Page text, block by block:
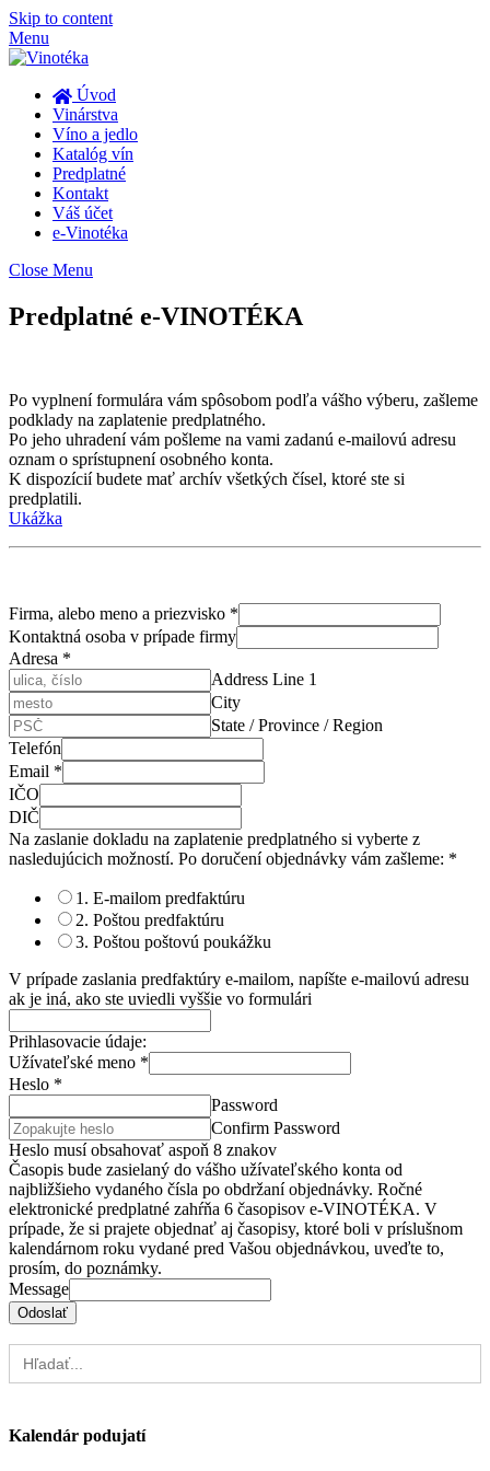
Skip to content
Menu
Úvod
Vinárstva
Víno a jedlo
Katalóg vín
Predplatné
Kontakt
Váš účet
e-Vinotéka
Close Menu
Predplatné e-VINOTÉKA
Po vyplnení formulára vám spôsobom podľa vášho výberu, zašleme
podklady na zaplatenie predplatného.
Po jeho uhradení vám pošleme na vami zadanú e-mailovú adresu
oznam o sprístupnení osobného konta.
K dispozícií budete mať archív všetkých čísel, ktoré ste si
predplatili.
Ukážka
Firma, alebo meno a priezvisko *
Kontaktná osoba v prípade firmy
Adresa *
Address Line 1
City
State / Province / Region
Telefón
Email *
IČO
DIČ
Na zaslanie dokladu na zaplatenie predplatného si vyberte z
nasledujúcich možností. Po doručení objednávky vám zašleme: *
1. E-mailom predfaktúru
2. Poštou predfaktúru
3. Poštou poštovú poukážku
V prípade zaslania predfaktúry e-mailom, napíšte e-mailovú adresu
ak je iná, ako ste uviedli vyššie vo formulári
Prihlasovacie údaje:
Užívateľské meno *
Heslo *
Password
Confirm Password
Heslo musí obsahovať aspoň 8 znakov
Časopis bude zasielaný do vášho užívateľského konta od
najbližšieho vydaného čísla po obdržaní objednávky. Ročné
elektronické predplatné zahŕňa 6 časopisov e-VINOTÉKA. V
prípade, že si prajete objednať aj časopisy, ktoré boli v príslušnom
kalendárnom roku vydané pred Vašou objednávkou, uveďte to,
prosím, do poznámky.
Message
Odoslať
Search
for:
Kalendár podujatí